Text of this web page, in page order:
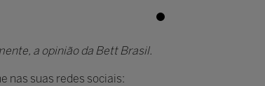
a opinião da Bett Brasil.
nas suas redes sociais: